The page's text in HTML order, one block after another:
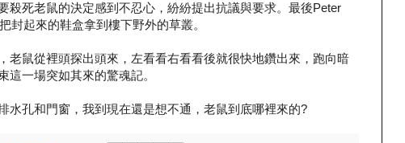
殺死老鼠的決定感到不忍心，紛紛提出抗議與要求。最後Peter
封起來的鞋盒拿到樓下野外的草叢。
老鼠從裡頭探出頭來，左看看右看看後就很快地鑽出來，跑向暗
這一場突如其來的驚魂記。
水孔和門窗，我到現在還是想不通，老鼠到底哪裡來的?